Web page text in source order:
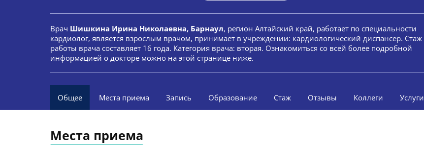
Врач Шишкина Ирина Николаевна, Барнаул, регион Алтайский край, работает по специальности
кардиолог, является взрослым врачом, принимает в учреждении: кардиологический диспансер. Стаж
работы врача составляет 16 года. Категория врача: вторая. Ознакомиться со всей более подробной
информацией о докторе можно на этой странице ниже.
Общее Места приема Запись Образование Стаж Отзывы Коллеги Услуги
Места приема